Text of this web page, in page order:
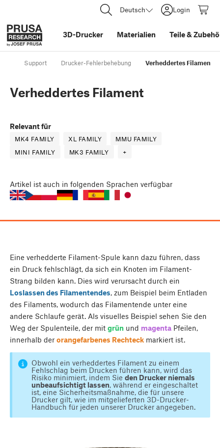
Deutsch Login
3D-Drucker Materialien Teile&
Support Drucker-Fehlerbehebung Verheddertes Filament
Verheddertes Filament
Relevant für
MK4 FAMILY XL FAMILY
MMU FAMILY
MINI FAMILY
MK3 FAMILY +
Artikel ist auch in folgenden Sprachen verfügbar
Eine verhedderte Filament-Spule kann dazu führen, dass
ein Druck fehlschlägt, da sich ein Knoten im Filament-
Strang bilden kann. Dies wird verursacht durch ein
Loslassen des Filamentendes, zum Beispiel beim Entladen
des Filaments, wodurch das Filamentende unter eine
andere Schlaufe gerät. Als visuelles Beispiel sehen Sie den
Weg der Spulenteile, der mit grün und magenta Pfeilen,
innerhalb der orangefarbenes Rechteck markiert ist.
Obwohl ein verheddertes Filament zu einem
Fehlschlag beim Drucken führen kann, wird das
Risiko minimiert, indem Sie den Drucker niemals
unbeaufsichtigt lassen, während er eingeschaltet
ist, eine Sicherheitsmaßnahme, die für unsere
Drucker gilt, wie im mitgelieferten 3D-Drucker-
Handbuch für jeden unserer Drucker angegeben.